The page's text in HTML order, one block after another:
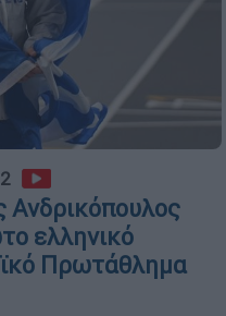
Ανδρικόπουλος
ελληνικό
Πρωτάθλημα